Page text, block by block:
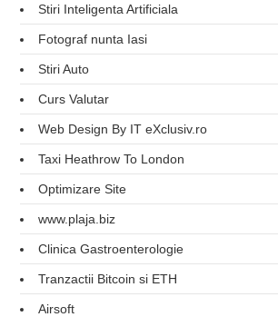
Stiri Inteligenta Artificiala
Fotograf nunta Iasi
Stiri Auto
Curs Valutar
Web Design By IT eXclusiv.ro
Taxi Heathrow To London
Optimizare Site
www.plaja.biz
Clinica Gastroenterologie
Tranzactii Bitcoin si ETH
Airsoft